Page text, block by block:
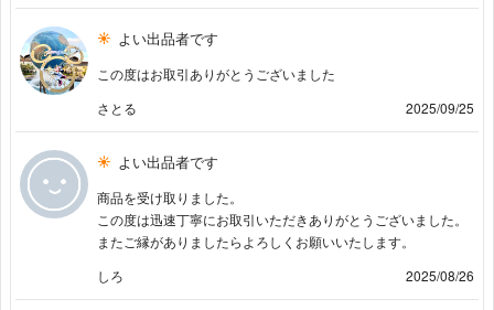
よい出品者です
この度はお取引ありがとうございました
さとる
2025/09/25
よい出品者です
商品を受け取りました。
この度は迅速丁寧にお取引いただきありがとうございました。
またご縁がありましたらよろしくお願いいたします。
しろ
2025/08/26